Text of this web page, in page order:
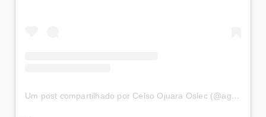
Um post compartilhado por Celso Ojuara Oslec (@agencia_satelite)